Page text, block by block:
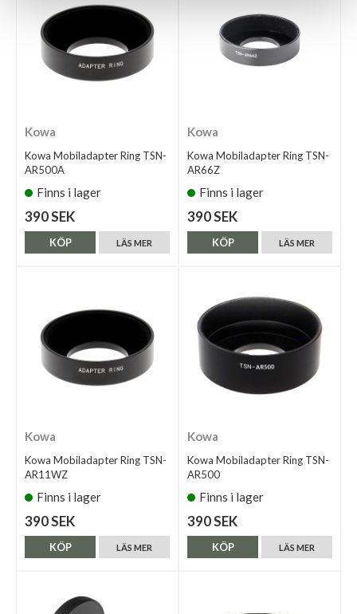
Kowa
Kowa Mobiladapter Ring TSN-
AR500A
Finns i lager
390 SEK
LÄS MER
KÖP
Kowa
Kowa Mobiladapter Ring TSN-
AR66Z
Finns i lager
390 SEK
LÄS MER
KÖP
Kowa
Kowa Mobiladapter Ring TSN-
AR11WZ
Finns i lager
390 SEK
LÄS MER
KÖP
Kowa
Kowa Mobiladapter Ring TSN-
AR500
Finns i lager
390 SEK
LÄS MER
KÖP